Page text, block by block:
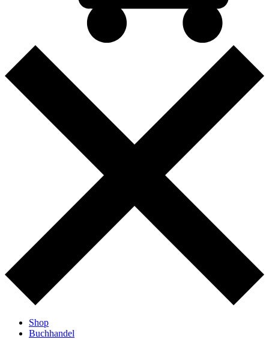
Shop
Buchhandel